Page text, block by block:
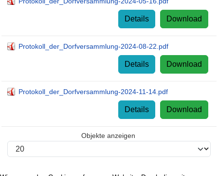
Download
Details
Protokoll_der_Dorfversammlung-2024-08-22.pdf
Download
Details
Protokoll_der_Dorfversammlung-2024-11-14.pdf
Download
Details
Objekte anzeigen